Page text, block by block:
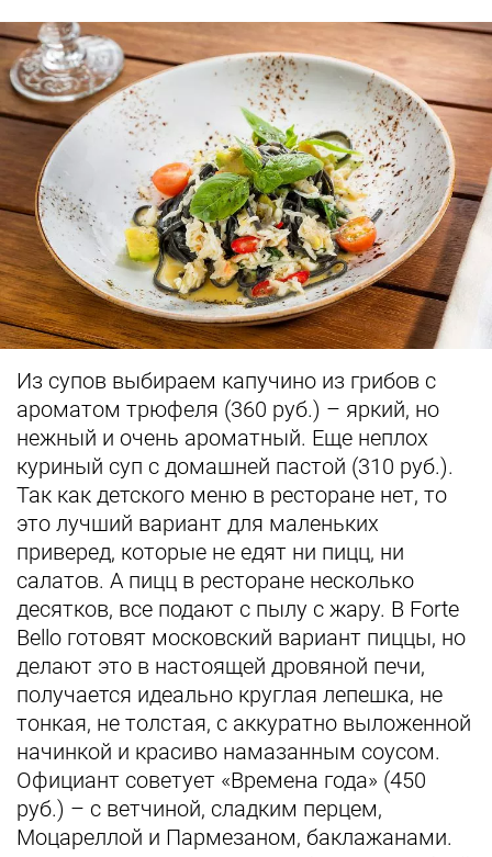
Из супов выбираем капучино из грибов с
ароматом трюфеля (360 руб.) – яркий, но
нежный и очень ароматный. Еще неплох
куриный суп с домашней пастой (310 руб.).
Так как детского меню в ресторане нет, то
это лучший вариант для маленьких
приверед, которые не едят ни пицц, ни
салатов. А пицц в ресторане несколько
десятков, все подают с пылу с жару. В Forte
Bello готовят московский вариант пиццы, но
делают это в настоящей дровяной печи,
получается идеально круглая лепешка, не
тонкая, не толстая, с аккуратно выложенной
начинкой и красиво намазанным соусом.
Официант советует «Времена года» (450
руб.) – с ветчиной, сладким перцем,
Моцареллой и Пармезаном, баклажанами.